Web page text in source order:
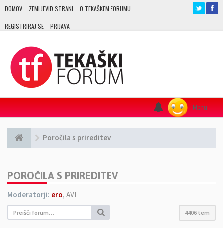
DOMOV ZEMLJEVID STRANI O TEKAŠKEM FORUMU
REGISTRIRAJ SE PRIJAVA
Menu ≡
Poročila s prireditev
POROČILA S PRIREDITEV
Moderatorji: ero, AVI
4406 tem